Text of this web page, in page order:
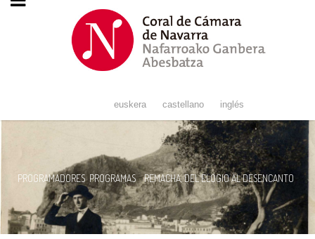
euskera castellano inglés
PROGRAMADORES PROGRAMAS REMACHA, DEL ELOGIO AL DESENCANTO